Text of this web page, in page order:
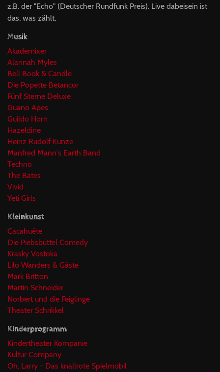
z.B. der "Echo" (Deutscher Rundfunk Preis). Live dabeisein ist
das, was zählt.
Musik
Akademixer
Alannah Myles
Bell Book & Candle
Die Popette Betancor
Fünf Sterne Deluxe
Guano Apes
Guildo Horn
Hazeldine
Heinz Rudolf Kunze
Manfred Mann's Earth Band
Techno
The Bates
Vivid
Yeti Girls
Kleinkunst
Cacahuète
Die Piebsbüttel Comedy
Krasky Vostoka
Lilo Wanders & Gäste
Mark Britton
Martin Schneider
Norbert und die Feiglinge
Theater Schrikkel
Kinderprogramm
Kindertheater Kompanie
Kultur Company
Oh, Larry - Das knallrote Spielmobil